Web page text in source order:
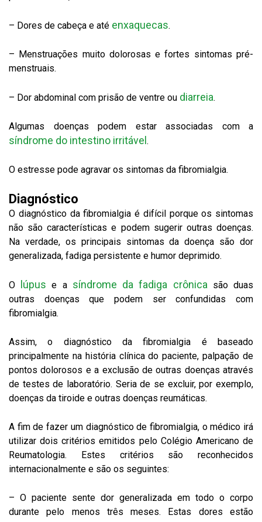
– Dores de cabeça e até enxaquecas.
– Menstruações muito dolorosas e fortes sintomas pré-
menstruais.
– Dor abdominal com prisão de ventre ou diarreia.
Algumas doenças podem estar associadas com a
síndrome do intestino irritável .
O estresse pode agravar os sintomas da fibromialgia.
Diagnóstico
O diagnóstico da fibromialgia é difícil porque os sintomas
não são características e podem sugerir outras doenças.
Na verdade, os principais sintomas da doença são dor
generalizada, fadiga persistente e humor deprimido.
O lúpus e a síndrome da fadiga crônicasão duas
outras doenças que podem ser confundidas com
fibromialgia.
Assim, o diagnóstico da fibromialgia é baseado
principalmente na história clínica do paciente, palpação de
pontos dolorosos e a exclusão de outras doenças através
de testes de laboratório. Seria de se excluir, por exemplo,
doenças da tiroide e outras doenças reumáticas.
A fim de fazer um diagnóstico de fibromialgia, o médico irá
utilizar dois critérios emitidos pelo Colégio Americano de
Reumatologia. Estes critérios são reconhecidos
internacionalmente e são os seguintes:
– O paciente sente dor generalizada em todo o corpo
durante pelo menos três meses. Estas dores estão